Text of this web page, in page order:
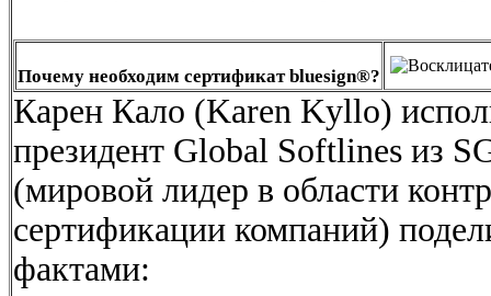
Почему необходим сертификат bluesign®?
Карен Кало (Karen Kyllo)
президент Global Softlines из
(мировой лидер в области
сертификации компаний)
фактами: